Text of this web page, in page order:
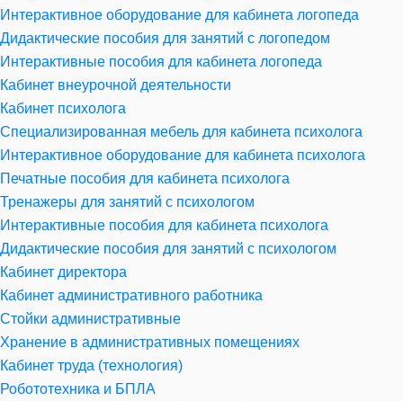
Интерактивное оборудование для кабинета логопеда
Дидактические пособия для занятий с логопедом
Интерактивные пособия для кабинета логопеда
Кабинет внеурочной деятельности
Кабинет психолога
Специализированная мебель для кабинета психолога
Интерактивное оборудование для кабинета психолога
Печатные пособия для кабинета психолога
Тренажеры для занятий с психологом
Интерактивные пособия для кабинета психолога
Дидактические пособия для занятий с психологом
Кабинет директора
Кабинет административного работника
Стойки административные
Хранение в административных помещениях
Кабинет труда (технология)
Робототехника и БПЛА